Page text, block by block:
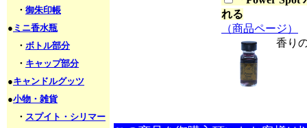
・ 御朱印帳
● ミニ香水瓶
・ ボトル部分
・ キャップ部分
●キャンドルグッツ
●小物・雑貨
・ スプイト・シリマー
れる
（商品ページ）
香り